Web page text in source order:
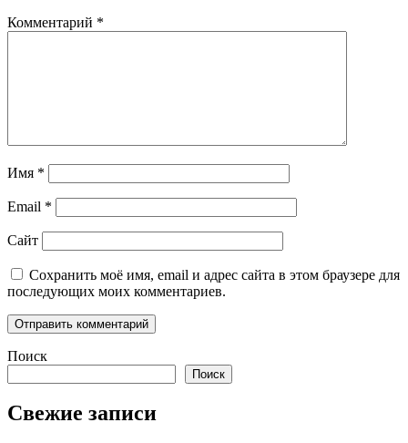
Комментарий *
Имя *
Email *
Сайт
Сохранить моё имя, email и адрес сайта в этом браузере для
последующих моих комментариев.
Поиск
Поиск
Свежие записи